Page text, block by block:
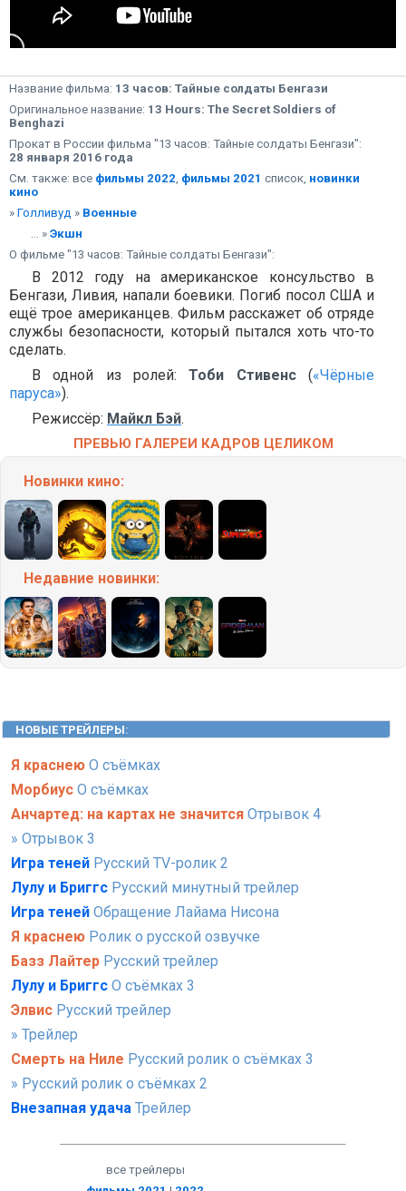
Название фильма: 13 часов: Тайные солдаты Бенгази
Оригинальное название: 13 Hours: The Secret Soldiers of
Benghazi
Прокат в России фильма "13 часов: Тайные солдаты Бенгази":
28 января 2016 года
См. также: все фильмы 2022, фильмы 2021 список, новинки
кино
» Голливуд » Военные
... » Экшн
О фильме "13 часов: Тайные солдаты Бенгази":
В 2012 году на американское консульство в
Бенгази, Ливия, напали боевики. Погиб посол США и
ещё трое американцев. Фильм расскажет об отряде
службы безопасности, который пытался хоть что-то
сделать.
В одной из ролей:Тоби Стивенс(«Чёрные
паруса»).
Режиссёр: Майкл Бэй.
ПРЕВЬЮ ГАЛЕРЕИ КАДРОВ ЦЕЛИКОМ
Новинки кино:
Недавние новинки:
НОВЫЕ ТРЕЙЛЕРЫ:
Я краснею О съёмках
Морбиус О съёмках
Анчартед: на картах не значится Отрывок 4
» Отрывок 3
Игра теней Русский TV-ролик 2
Лулу и Бриггс Русский минутный трейлер
Игра теней Обращение Лайама Нисона
Я краснею Ролик о русской озвучке
Базз Лайтер Русский трейлер
Лулу и Бриггс О съёмках 3
Элвис Русский трейлер
» Трейлер
Смерть на Ниле Русский ролик о съёмках 3
» Русский ролик о съёмках 2
Внезапная удача Трейлер
все трейлеры